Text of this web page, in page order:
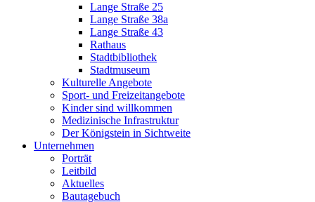
Lange Straße 25
Lange Straße 38a
Lange Straße 43
Rathaus
Stadtbibliothek
Stadtmuseum
Kulturelle Angebote
Sport- und Freizeitangebote
Kinder sind willkommen
Medizinische Infrastruktur
Der Königstein in Sichtweite
Unternehmen
Porträt
Leitbild
Aktuelles
Bautagebuch